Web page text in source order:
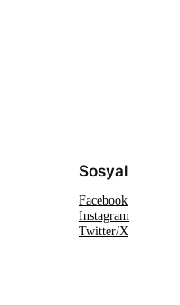
Sosyal
Facebook
Instagram
Twitter/X